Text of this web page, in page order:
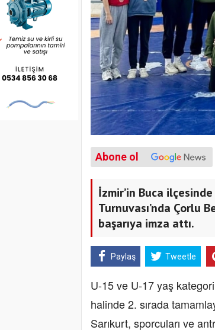
Abone ol
İzmir’in Buca
Turnuvası’nda Çorlu
başarıya imza attı.
Paylaş Tweetle
U-15 ve U-17 yaş
halinde 2. sırada
Sarıkurt, sporcuları ve